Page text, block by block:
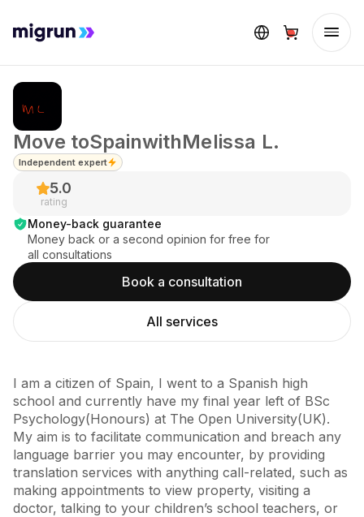
Move toSpainwithMelissa L.
Independent expert
5.0
rating
Money-back guarantee
Money back or a second opinion for free for
all consultations
Book a consultation
All services
I am a citizen of Spain, I went to a Spanish high
school and currently have my final year left of BSc
Psychology(Honours) at The Open University(UK).
My aim is to facilitate communication and breach any
language barrier you may encounter, by providing
translation services with anything call-related, such as
making appointments to view property, visiting a
doctor, talking to your children’s school teachers, or